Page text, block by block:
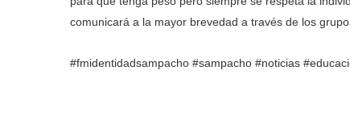
comunicará a la mayor brevedad a través de los
#fmidentidadsampacho #sampacho #noticias